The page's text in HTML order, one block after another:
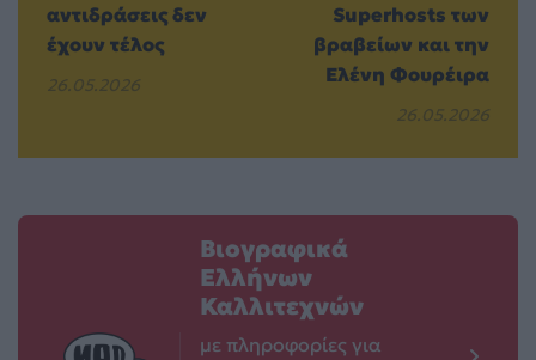
αντιδράσεις δεν
έχουν τέλος
26.05.2026
Superhosts των
βραβείων και την
Ελένη Φουρέιρα
26.05.2026
Βιογραφικά
Ελλήνων
Καλλιτεχνών
με πληροφορίες για